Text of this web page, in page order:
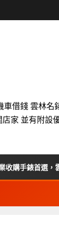
借錢 雲林
家 並有附設
，雲林各地區高